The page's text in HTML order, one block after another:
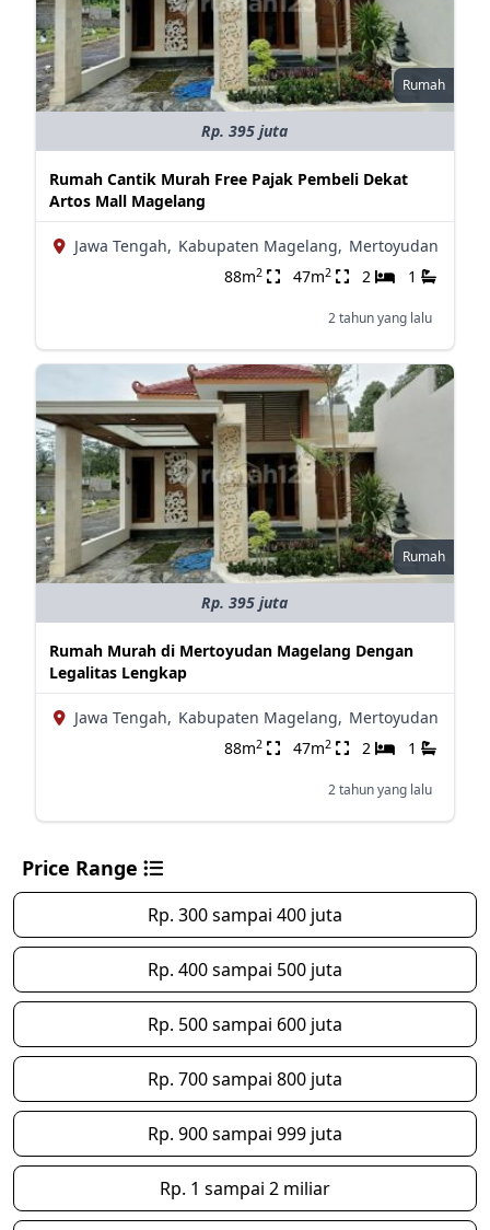
Rumah
Rp. 395 juta
Rumah Cantik Murah Free Pajak Pembeli Dekat
Artos Mall Magelang
Jawa Tengah, Kabupaten Magelang, Mertoyudan
88m2 47m2 2 1
2 tahun yang lalu
Rumah
Rp. 395 juta
Rumah Murah di Mertoyudan Magelang Dengan
Legalitas Lengkap
Jawa Tengah, Kabupaten Magelang, Mertoyudan
88m2 47m2 2 1
2 tahun yang lalu
Price Range
Rp. 300 sampai 400 juta
Rp. 400 sampai 500 juta
Rp. 500 sampai 600 juta
Rp. 700 sampai 800 juta
Rp. 900 sampai 999 juta
Rp. 1 sampai 2 miliar